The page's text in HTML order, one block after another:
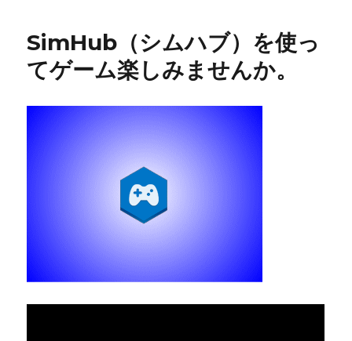
SimHub（シムハブ）を使っ
てゲーム楽しみませんか。